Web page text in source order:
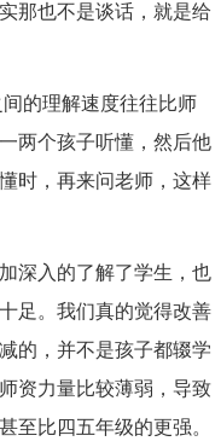
那也不是谈话，就是给
的理解速度往往比师
两个孩子听懂，然后他
时，再来问老师，这样
深入的了解了学生，也
足。我们真的觉得改善
的，并不是孩子都辍学
资力量比较薄弱，导致
至比四五年级的更强。